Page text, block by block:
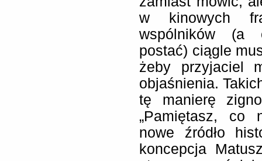
w kinowych
wspólników (a
postać) ciągle
żeby przyjaciel
objaśnienia.
tę manierę
„Pamiętasz, co
nowe źródło
koncepcja